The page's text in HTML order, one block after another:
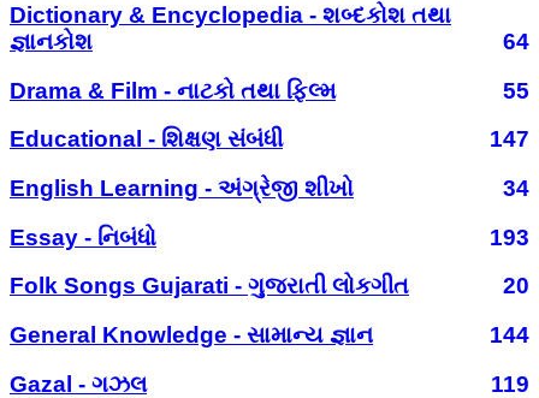
Dictionary & Encyclopedia - શબ્દકોશ તથા
જ્ઞાનકોશ
64
Drama & Film - નાટકો તથા ફિલ્મ
55
Educational - શિક્ષણ સંબંધી
147
English Learning - અંગ્રેજી શીખો
34
Essay - નિબંધો
193
Folk Songs Gujarati - ગુજરાતી લોકગીત
20
General Knowledge - સામાન્ય જ્ઞાન
144
Gazal - ગઝલ
119